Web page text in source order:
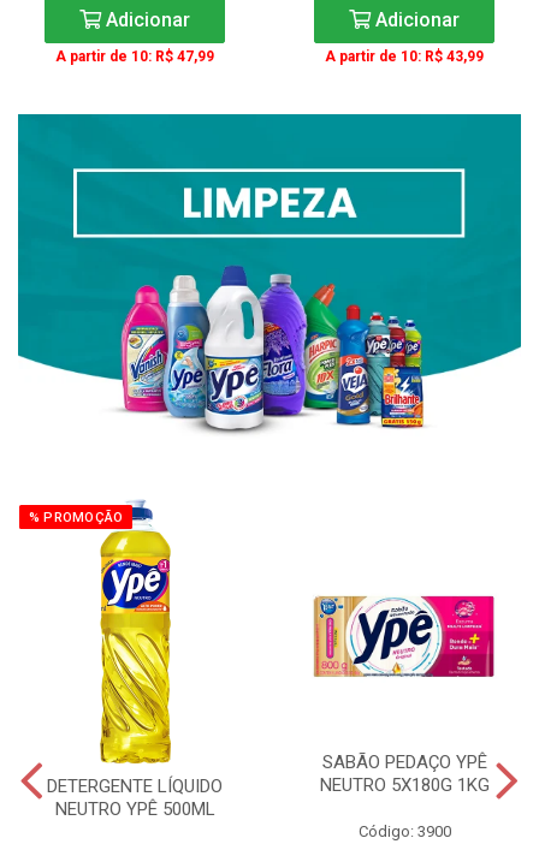
Adicionar
A partir de 10: R$ 47,99
Adicionar
A partir de 10: R$ 43,99
% PROMOÇÃO
DETERGENTE LÍQUIDO
NEUTRO YPÊ 500ML
SABÃO PEDAÇO YPÊ
NEUTRO 5X180G 1KG
Código: 3900